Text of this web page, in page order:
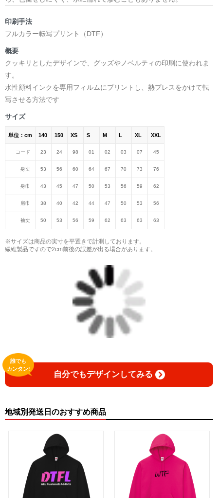
印刷手法
フルカラー転写プリント（DTF）
概要
クッキリとしたデザインで、グッズやノベルティの印刷に使われま
す。
水性顔料インクを専用フィルムにプリントし、熱プレスをかけて転
写させる方法です
サイズ
単位：cm 140 150 XS S M L XL XXL
コード 23 24 98 01 02 03 07 45
身丈 53 56 60 64 67 70 73 76
身巾 43 45 47 50 53 56 59 62
肩巾 38 40 42 44 47 50 53 56
袖丈 50 53 56 59 62 63 63 63
※サイズは商品の実寸を平置きで計測しております。
繊維製品ですので2cm前後の誤差が出る場合があります。
自分でもデザインしてみる
誰でも
カンタン!
地域別発送日のおすすめ商品